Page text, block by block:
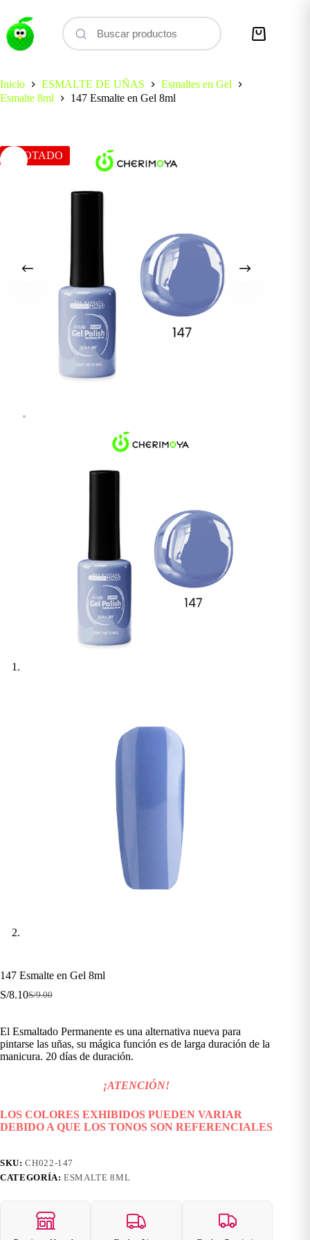
contenido
Carro
Inicio
ESMALTE DE UÑAS
Esmaltes en Gel
Esmalte 8ml
147 Esmalte en Gel 8ml
AGOTADO
147 Esmalte en Gel 8ml
S/9.00
El
original
era:
S/9.00.
S/8.10El
actual
es:
S/8.10.
El Esmaltado Permanente es una alternativa nueva para
pintarse las uñas, su mágica función es de larga duración de la
manicura. 20 días de duración.
¡ATENCIÓN!
LOS COLORES EXHIBIDOS PUEDEN VARIAR
DEBIDO A QUE LOS TONOS SON REFERENCIALES
SKU:CH022-147
CATEGORÍA:ESMALTE 8ML